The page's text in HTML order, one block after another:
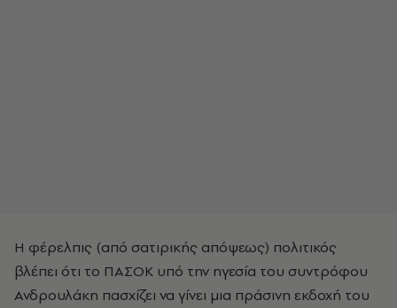
Η φέρελπις (από σατιρικής απόψεως) πολιτικός
βλέπει ότι το ΠΑΣΟΚ υπό την ηγεσία του συντρόφου
Ανδρουλάκη πασχίζει να γίνει μια πράσινη εκδοχή του